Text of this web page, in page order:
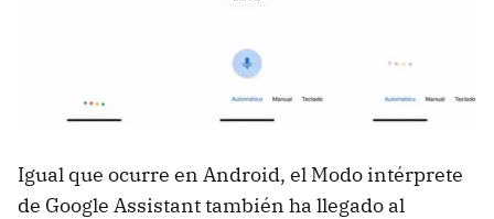
Igual que ocurre en Android, el Modo intérprete
de Google Assistant también ha llegado al